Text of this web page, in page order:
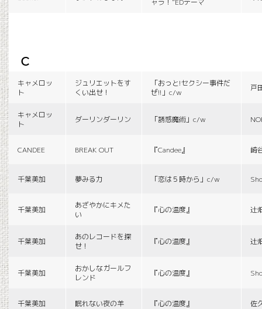
ャラ！”EDテーマ
c
キャメロッ
ト
ジュリエットをす
くい出せ！
「おっと!セクシー事件だ
ぜ!!」c/w
戸
キャメロッ
ト
ダーリンダーリン 「誘惑魔術」c/w
CANDEE BREAK OUT 『Candee』 崎
千葉美加 夢みる力 「恋は５時から」c/w
千葉美加
あざやかにキメた
い
『心の温度』 辻
千葉美加
あのレコードを探
せ！
『心の温度』 辻
千葉美加
おかしなガールフ
レンド
『心の温度』
千葉美加 眠れない夜の羊 『心の温度』 佐